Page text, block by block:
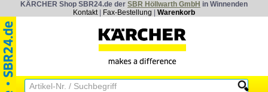
KÄRCHER Shop SBR24.de der SBR Höllwarth GmbH in Winnenden
Kontakt| Fax-Bestellung Warenkorb